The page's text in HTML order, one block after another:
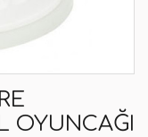
OYUNCAĞI